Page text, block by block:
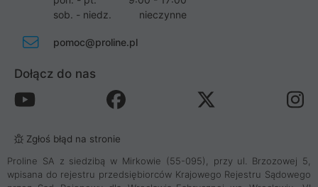
sob. - niedz.
nieczynne
pomoc@proline.pl
Dołącz do nas
Zgłoś błąd na stronie
Proline SA z siedzibą w Mirkowie (55-095), przy ul. Brzozowej 5,
wpisana do rejestru przedsiębiorców Krajowego Rejestru Sądowego